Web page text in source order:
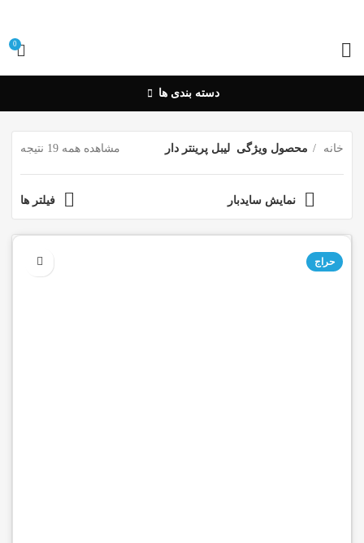
0
دسته بندی ها
خانه محصول ویژگی لیبل پرینتر دار مشاهده همه 19 نتیجه
نمایش سایدبار فیلتر ها
حراج